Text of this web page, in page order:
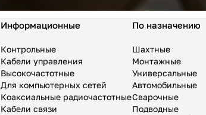
Информационные
Контрольные
Кабели управления
Высокочастотные
Для компьютерных сетей
Коаксиальные радиочастотные
Кабели связи
По назначению
Шахтные
Монтажные
Универсальные
Автомобильные
Сварочные
Подводные